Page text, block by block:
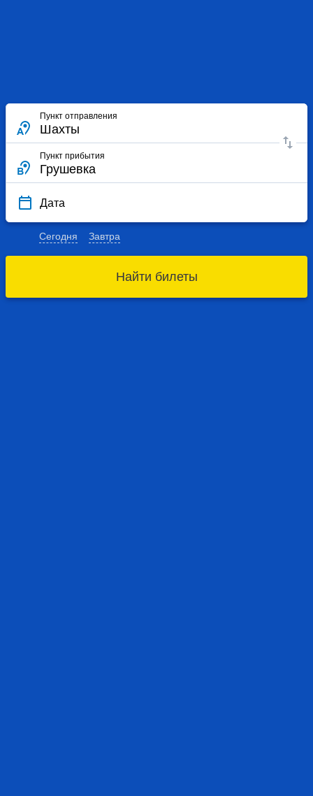
Пункт отправления
Пункт прибытия
Дата
Сегодня Завтра
Найти билеты